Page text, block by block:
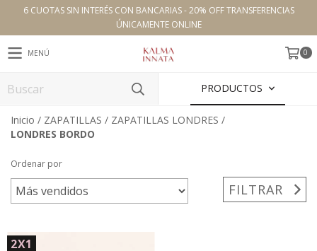
6 CUOTAS SIN INTERÉS CON BANCARIAS - 20% OFF TRANSFERENCIAS
ÚNICAMENTE ONLINE
MENÚ 0
PRODUCTOS
Inicio / ZAPATILLAS / ZAPATILLAS LONDRES /
LONDRES BORDO
Ordenar por
FILTRAR
2X1